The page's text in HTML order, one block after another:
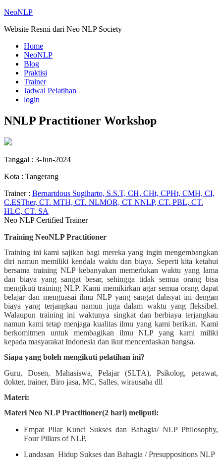
NeoNLP
Website Resmi dari Neo NLP Society
Home
NeoNLP
Blog
Praktisi
Trainer
Jadwal Pelatihan
login
NNLP Practitioner Workshop
Tanggal : 3-Jun-2024
Kota : Tangerang
Trainer : Bernartdous Sugiharto, S.S.T, CH, CHt, CPHt, CMH, CI,
C.ESTher, CT. MTH, CT. NLMOR, CT NNLP, CT. PBL, CT.
HLC, CT. SA
Neo NLP Certified Trainer
Training NeoNLP Practitioner
Training ini kami sajikan bagi mereka yang ingin mengembangkan
diri namun memiliki kendala waktu dan biaya. Seperti kita ketahui
bersama training NLP kebanyakan memerlukan waktu yang lama
dan biaya yang sangat besar, sehingga tidak semua orang bisa
mengikuti training NLP. Kami memikirkan agar semua orang dapat
belajar dan menguasai ilmu NLP yang sangat dahsyat ini dengan
biaya yang terjangkau namun juga dalam waktu yang fleksibel.
Walaupun training ini waktunya singkat dan berbiaya terjangkau
namun kami tetap menjaga kualitas ilmu yang kami berikan. Kami
berkomitmen untuk membagikan ilmu NLP yang kami miliki
kepada masyarakat Indonesia dan ikut mencerdaskan bangsa.
Siapa yang boleh mengikuti pelatihan ini?
Guru, Dosen, Mahasiswa, Pelajar (SLTA), Psikolog, perawat,
dokter, trainer, Biro jasa, MC, Salles, wirausaha dll
Materi:
Materi Neo NLP Practitioner(2 hari) meliputi:
Empat Pilar Kunci Sukses dan Bahagia/ NLP Philosophy,
Four Pillars of NLP,
Landasan Hidup Sukses dan Bahagia / Presuppositions NLP